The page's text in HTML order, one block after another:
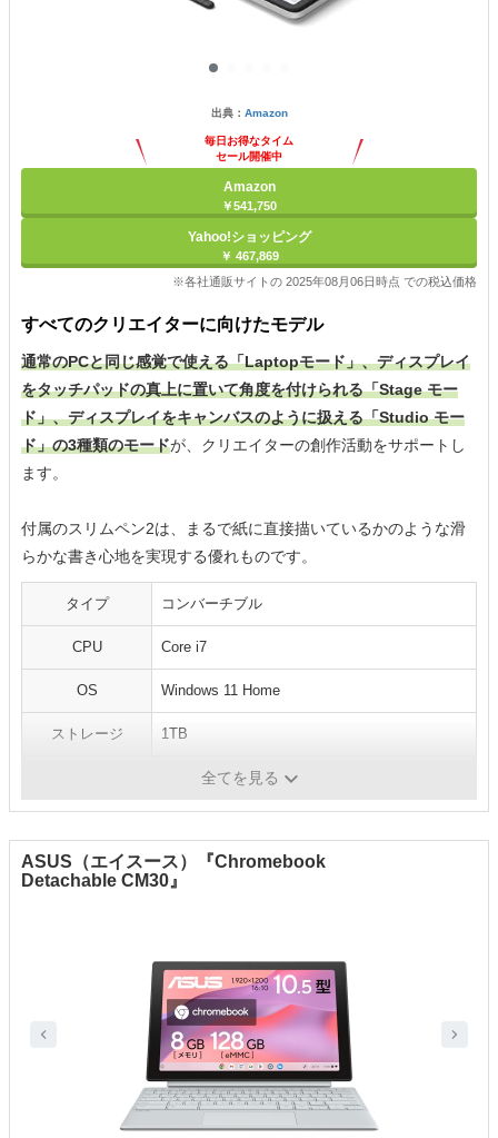
出典： Amazon
毎日お得なタイム
セール開催中
Amazon
￥541,750
Yahoo!ショッピング
￥ 467,869
※各社通販サイトの 2025年08月06日時点 での税込価格
すべてのクリエイターに向けたモデル
通常のPCと同じ感覚で使える「Laptopモード」、ディスプレイ
をタッチパッドの真上に置いて角度を付けられる「Stage モー
ド」、ディスプレイをキャンバスのように扱える「Studio モー
ド」の3種類のモードが、クリエイターの創作活動をサポートし
ます。
付属のスリムペン2は、まるで紙に直接描いているかのような滑
らかな書き心地を実現する優れものです。
タイプ コンバーチブル
CPU Core i7
OS ‎Windows 11 Home
ストレージ 1TB
全てを見る
ASUS（エイスース）『Chromebook
Detachable CM30』